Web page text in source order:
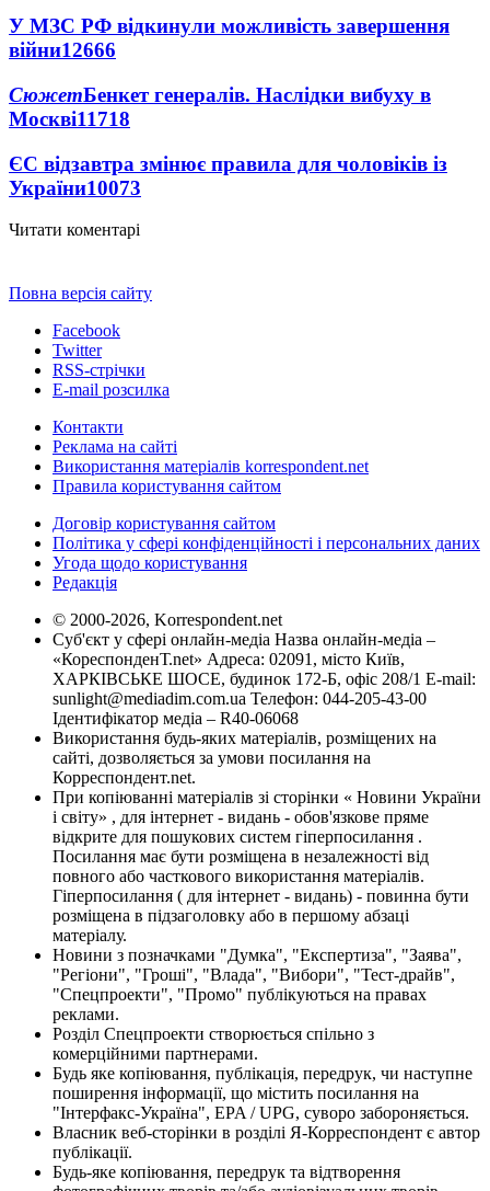
У МЗС РФ відкинули можливість завершення
війни12666
СюжетБенкет генералів. Наслідки вибуху в
Москві11718
ЄС відзавтра змінює правила для чоловіків із
України10073
Читати коментарі
Повна версія сайту
Facebook
Twitter
RSS-стрічки
E-mail розсилка
Контакти
Реклама на сайті
Використання матеріалів korrespondent.net
Правила користування сайтом
Договір користування сайтом
Політика у сфері конфіденційності і персональних даних
Угода щодо користування
Редакція
© 2000-2026, Korrespondent.net
Суб'єкт у сфері онлайн-медіа Назва онлайн-медіа –
«КореспонденТ.net» Адреса: 02091, місто Київ,
ХАРКІВСЬКЕ ШОСЕ, будинок 172-Б, офіс 208/1 E-mail:
sunlight@mediadim.com.ua Телефон: 044-205-43-00
Ідентифікатор медіа – R40-06068
Використання будь-яких матеріалів, розміщених на
сайті, дозволяється за умови посилання на
Корреспондент.net.
При копіюванні матеріалів зі сторінки « Новини України
і світу» , для інтернет - видань - обов'язкове пряме
відкрите для пошукових систем гіперпосилання .
Посилання має бути розміщена в незалежності від
повного або часткового використання матеріалів.
Гіперпосилання ( для інтернет - видань) - повинна бути
розміщена в підзаголовку або в першому абзаці
матеріалу.
Новини з позначками "Думка", "Експертиза", "Заява",
"Регіони", "Гроші", "Влада", "Вибори", "Тест-драйв",
"Спецпроекти", "Промо" публікуються на правах
реклами.
Розділ Спецпроекти створюється спільно з
комерційними партнерами.
Будь яке копіювання, публікація, передрук, чи наступне
поширення інформації, що містить посилання на
"Інтерфакс-Україна", EPA / UPG, суворо забороняється.
Власник веб-сторінки в розділі Я-Корреспондент є автор
публікації.
Будь-яке копіювання, передрук та відтворення